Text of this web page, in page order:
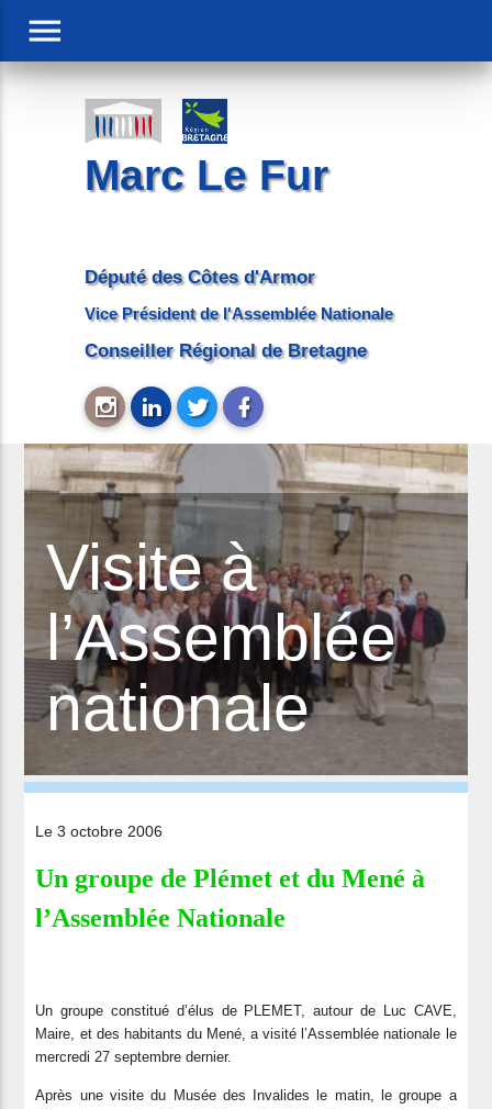
Marc Le Fur
Député des Côtes d'Armor
Vice Président de l'Assemblée Nationale
Conseiller Régional de Bretagne
menu
Visite à
l’Assemblée
nationale
Le 3 octobre 2006
Un groupe de Plémet et du Mené à
l’Assemblée Nationale
Un groupe constitué d’élus de PLEMET, autour de Luc CAVE,
Maire, et des habitants du Mené, a visité l’Assemblée nationale le
mercredi 27 septembre dernier.
Après une visite du Musée des Invalides le matin, le groupe a